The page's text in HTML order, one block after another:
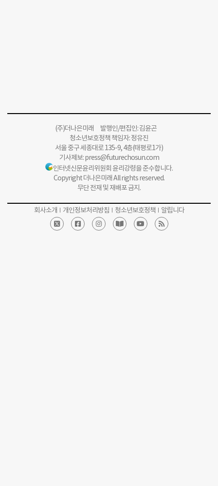
(주)더나은미래 발행인/편집인: 김윤곤
청소년보호정책 책임자: 정유진
서울 중구 세종대로 135-9, 4층(태평로1가)
기사제보:press@futurechosun.com
인터넷신문윤리위원회 윤리강령을 준수합니다.
Copyright 더나은미래 All rights reserved.
무단 전재 및 재배포 금지.
회사소개 개인정보처리방침 청소년보호정책 알립니다